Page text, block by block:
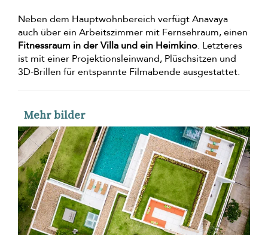
Neben dem Hauptwohnbereich verfügt Anavaya
auch über ein Arbeitszimmer mit Fernsehraum, einen
Fitnessraum in der Villa und ein Heimkino. Letzteres
ist mit einer Projektionsleinwand, Plüschsitzen und
3D-Brillen für entspannte Filmabende ausgestattet.
Mehr bilder